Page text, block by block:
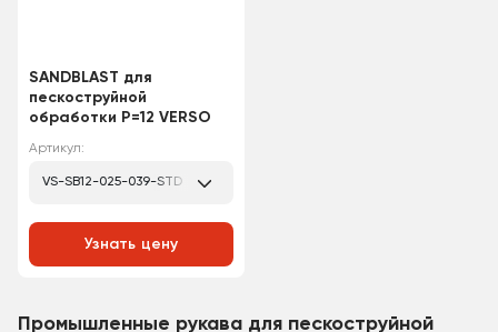
SANDBLAST для
пескоструйной
обработки P=12 VERSO
Артикул:
VS-SB12-025-039-STD
Узнать цену
Промышленные рукава для пескоструйной